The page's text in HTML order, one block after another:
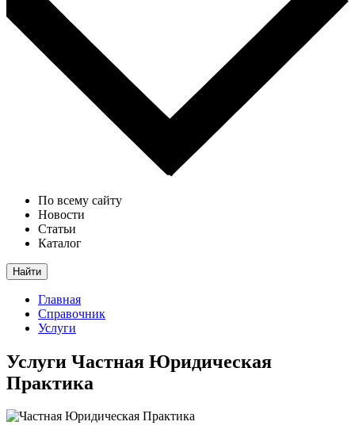
По всему сайту
Новости
Статьи
Каталог
Найти
Главная
Справочник
Услуги
Услуги Частная Юридическая
Практика